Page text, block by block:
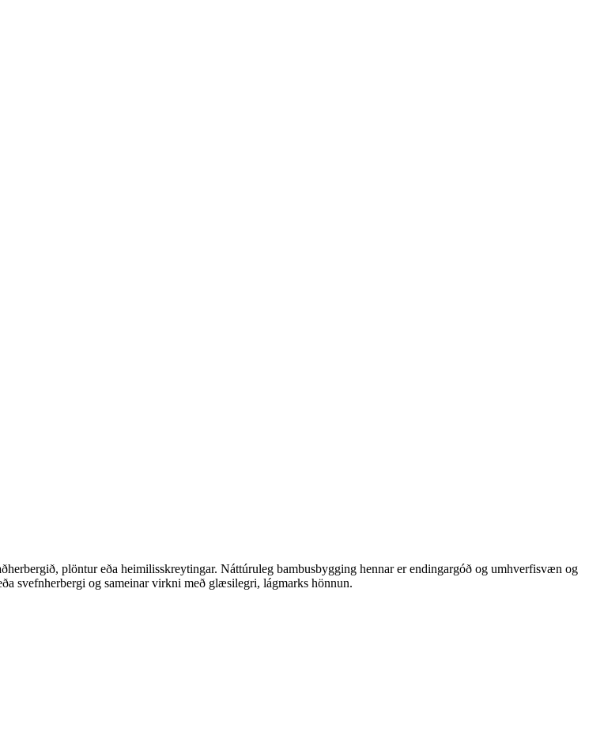
plöntur eða heimilisskreytingar. Náttúruleg bambusbygging hennar er endingargóð og umhverfisvæn og
svefnherbergi og sameinar virkni með glæsilegri, lágmarks hönnun.